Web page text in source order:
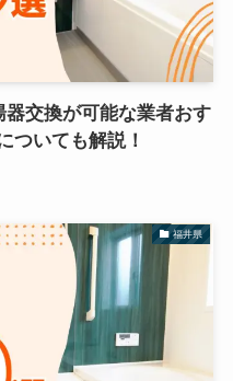
器交換が可能な業者おす
ついても解説！
福井県